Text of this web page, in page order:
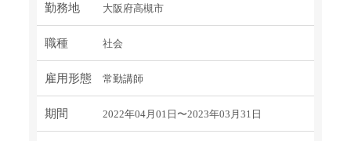
勤務地 大阪府高槻市
職種 社会
雇用形態 常勤講師
期間 2022年04月01日〜2023年03月31日